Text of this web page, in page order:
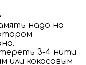
надо на
3-4 нити
или кокосовым